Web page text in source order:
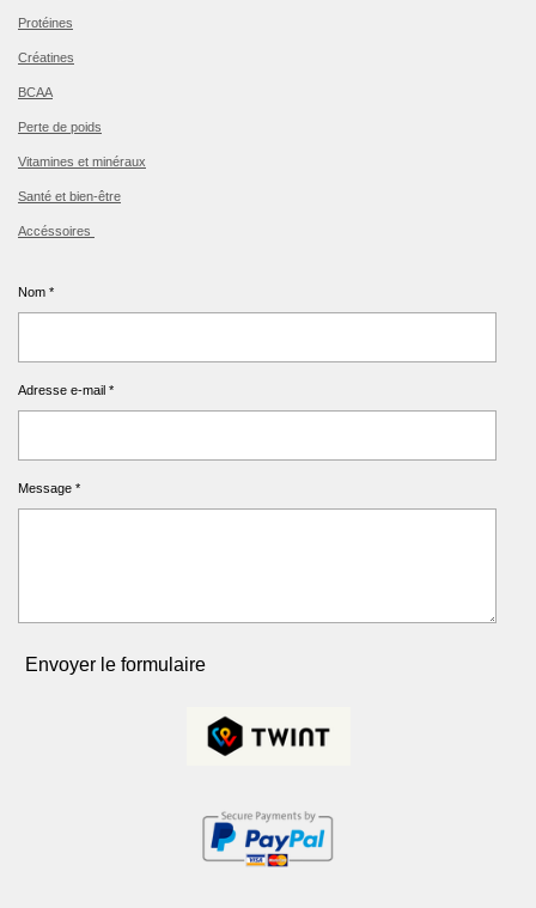
Protéines
Créatines
BCAA
Perte de poids
Vitamines et minéraux
Santé et bien-être
Accéssoires
Nom *
Adresse e-mail *
Message *
Envoyer le formulaire